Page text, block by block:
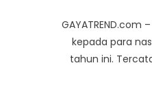
kepada para
tahun ini.